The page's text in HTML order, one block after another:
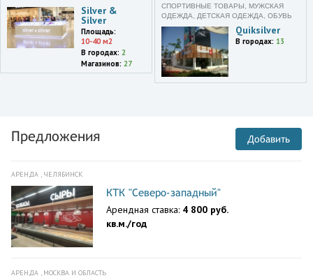
Silver &
Silver
Площадь:
10-40 м2
В городах: 2
Магазинов: 27
СПОРТИВНЫЕ ТОВАРЫ, МУЖСКАЯ
ОДЕЖДА, ДЕТСКАЯ ОДЕЖДА, ОБУВЬ
Quiksilver
В городах: 13
Предложения Добавить
АРЕНДА , ЧЕЛЯБИНСК
КТК "Северо-западный"
Арендная ставка: 4 800 руб.
кв.м./год
АРЕНДА , МОСКВА И ОБЛАСТЬ